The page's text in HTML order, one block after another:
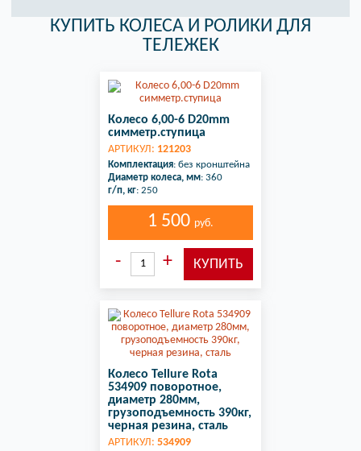
КУПИТЬ КОЛЕСА И РОЛИКИ ДЛЯ
ТЕЛЕЖЕК
Колесо 6,00-6 D20mm
симметр.ступица
АРТИКУЛ: 121203
Комплектация: без кронштейна
Диаметр колеса, мм: 360
г/п, кг: 250
1 500 руб.
Колесо Tellure Rota
534909 поворотное,
диаметр 280мм,
грузоподъемность 390кг,
черная резина, сталь
АРТИКУЛ: 534909